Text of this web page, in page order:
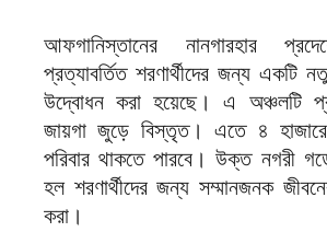
আফগানিস্তানের নানগারহার
প্রত্যাবর্তিত শরণার্থীদের জন্য একটি
উদ্বোধন করা হয়েছে। এ অঞ্চলটি
জায়গা জুড়ে বিস্তৃত। এতে ৪
পরিবার থাকতে পারবে। উক্ত নগরী
হল শরণার্থীদের জন্য সম্মানজনক
করা।